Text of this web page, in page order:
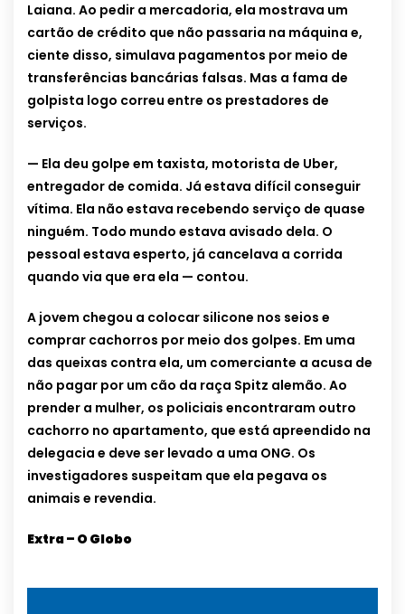
Laiana. Ao pedir a mercadoria, ela mostrava um
cartão de crédito que não passaria na máquina e,
ciente disso, simulava pagamentos por meio de
transferências bancárias falsas. Mas a fama de
golpista logo correu entre os prestadores de
serviços.
— Ela deu golpe em taxista, motorista de Uber,
entregador de comida. Já estava difícil conseguir
vítima. Ela não estava recebendo serviço de quase
ninguém. Todo mundo estava avisado dela. O
pessoal estava esperto, já cancelava a corrida
quando via que era ela — contou.
A jovem chegou a colocar silicone nos seios e
comprar cachorros por meio dos golpes. Em uma
das queixas contra ela, um comerciante a acusa de
não pagar por um cão da raça Spitz alemão. Ao
prender a mulher, os policiais encontraram outro
cachorro no apartamento, que está apreendido na
delegacia e deve ser levado a uma ONG. Os
investigadores suspeitam que ela pegava os
animais e revendia.
Extra – O Globo